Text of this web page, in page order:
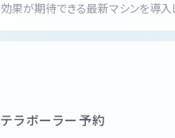
効果が期待できる最新マシンを導入
テラボーラー予約